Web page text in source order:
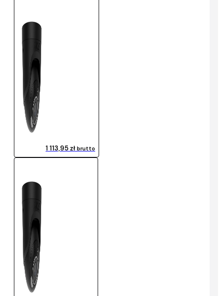
1 113,95 zł brutto